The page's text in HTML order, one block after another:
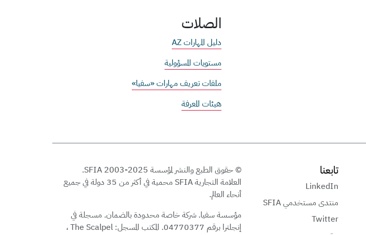
الصلات
دليل المهارات AZ
مستويات المسؤولية
ملفات تعريف مهارات «سفيا»
هيئات المعرفة
تابعنا
LinkedIn
منتدى مستخدمي SFIA
Twitter
© حقوق الطبع والنشر لمؤسسة SFIA 2003-2025.
العلامة التجارية SFIA محمية في أكثر من 35 دولة في جميع
أنحاء العالم.
مؤسسة سفيا. شركة خاصة محدودة بالضمان. مسجلة في
إنجلترا برقم 04770377. المكتب المسجل: The Scalpel ،